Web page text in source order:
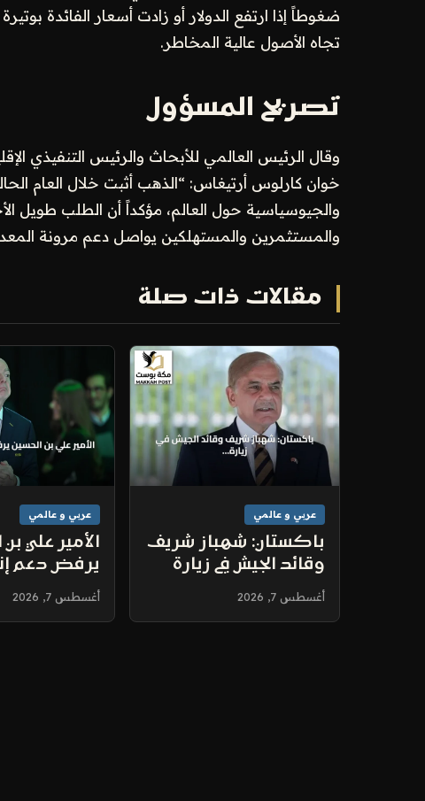
ضغوطاً إذا ارتفع الدولار أو زادت أسعار الفائدة
تجاه الأصول عالية المخاطر.
تصريح المسؤول
وقال الرئيس العالمي للأبحاث والرئيس التنفيذي
خوان كارلوس أرتيغاس: “الذهب أثبت خلال العام
والجيوسياسية حول العالم، مؤكداً أن الطلب طويل
والمستثمرين والمستهلكين يواصل دعم مرونة
مقالات ذات صلة
عربي و عالمي
باكستان: شهباز شريف
وقائد الجيش في زيارة
جديدة للسعودية
وسط تعزيز التنسيق
أغسطس 7, 2026
عربي و عالمي
الأمير علي بن
يرفض دعم
انتخابات
تسديد
أغسطس 7, 2026